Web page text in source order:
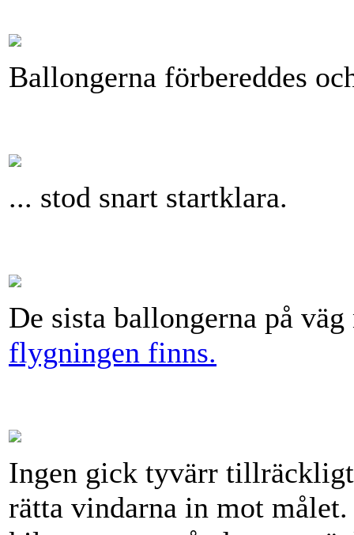
Ballongerna förbereddes
... stod snart startklara.
De sista ballongerna på
flygningen finns.
Ingen gick tyvärr
rätta vindarna in mot